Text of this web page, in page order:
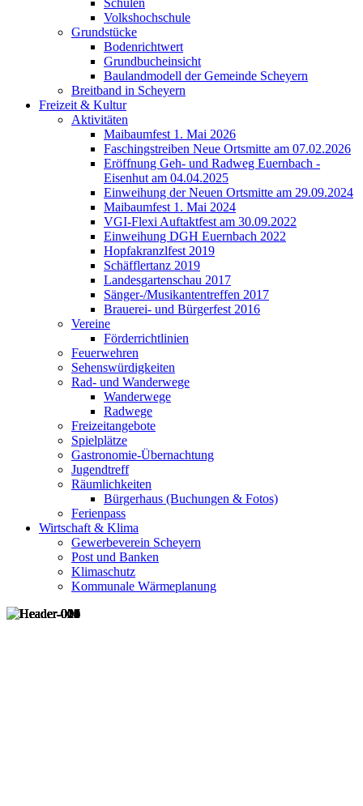
Schulen
Volkshochschule
Grundstücke
Bodenrichtwert
Grundbucheinsicht
Baulandmodell der Gemeinde Scheyern
Breitband in Scheyern
Freizeit & Kultur
Aktivitäten
Maibaumfest 1. Mai 2026
Faschingstreiben Neue Ortsmitte am 07.02.2026
Eröffnung Geh- und Radweg Euernbach -
Eisenhut am 04.04.2025
Einweihung der Neuen Ortsmitte am 29.09.2024
Maibaumfest 1. Mai 2024
VGI-Flexi Auftaktfest am 30.09.2022
Einweihung DGH Euernbach 2022
Hopfakranzlfest 2019
Schäfflertanz 2019
Landesgartenschau 2017
Sänger-/Musikantentreffen 2017
Brauerei- und Bürgerfest 2016
Vereine
Förderrichtlinien
Feuerwehren
Sehenswürdigkeiten
Rad- und Wanderwege
Wanderwege
Radwege
Freizeitangebote
Spielplätze
Gastronomie-Übernachtung
Jugendtreff
Räumlichkeiten
Bürgerhaus (Buchungen & Fotos)
Ferienpass
Wirtschaft & Klima
Gewerbeverein Scheyern
Post und Banken
Klimaschutz
Kommunale Wärmeplanung